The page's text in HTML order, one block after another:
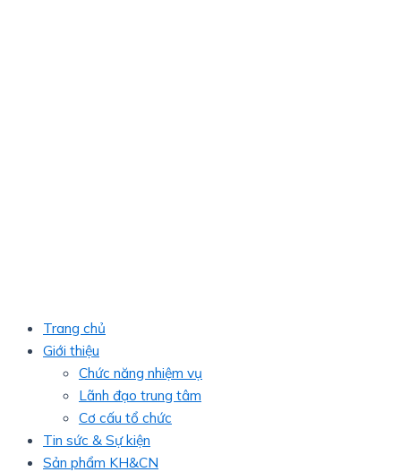
Trang chủ
Giới thiệu
Chức năng nhiệm vụ
Lãnh đạo trung tâm
Cơ cấu tổ chức
Tin sức & Sự kiện
Sản phẩm KH&CN